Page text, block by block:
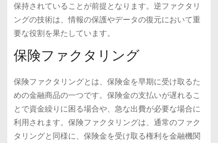
保持されていることが前提となります。逆ファクタリ
ングの技術は、情報の保護やデータの復元において重
要な役割を果たしています。
保険ファクタリング
保険ファクタリングとは、保険金を早期に受け取るた
めの金融商品の一つです。保険金の支払いが遅れるこ
とで資金繰りに困る場合や、急な出費が必要な場合に
利用されます。保険ファクタリングは、通常のファク
タリングと同様に、保険金を受け取る権利を金融機関